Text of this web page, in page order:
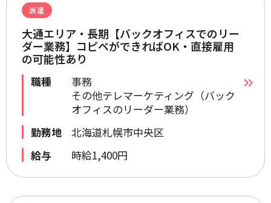
派遣
大通エリア・長期【バックオフィスでのリー
ダー業務】コピペができればOK・直接雇用
の可能性あり
職種
事務
その他テレマーケティング（バック
オフィスのリーダー業務）
勤務地
北海道札幌市中央区
給与
時給1,400円